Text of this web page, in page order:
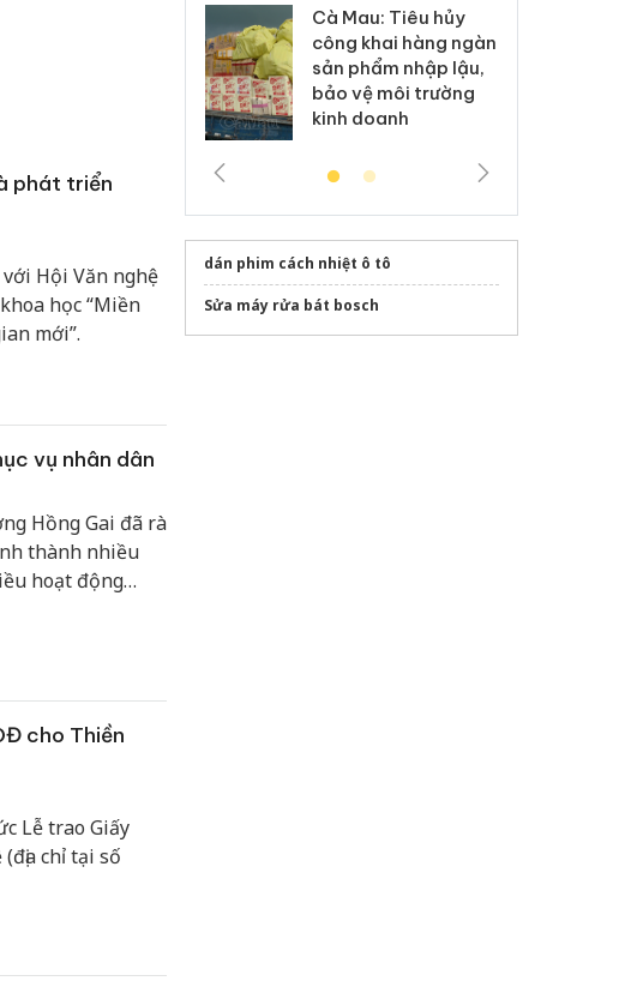
phát triển
Hội Văn nghệ
học “Miền
mới”.
vụ nhân dân
Hồng Gai đã rà
thành nhiều
hoạt động
cho Thiền
Lễ trao Giấy
chỉ tại số
Cà Mau: Tiêu hủy
công khai hàng ngàn
sản phẩm nhập lậu,
bảo vệ môi trường
kinh doanh
dán phim cách nhiệt ô tô
Sửa máy rửa bát bosch